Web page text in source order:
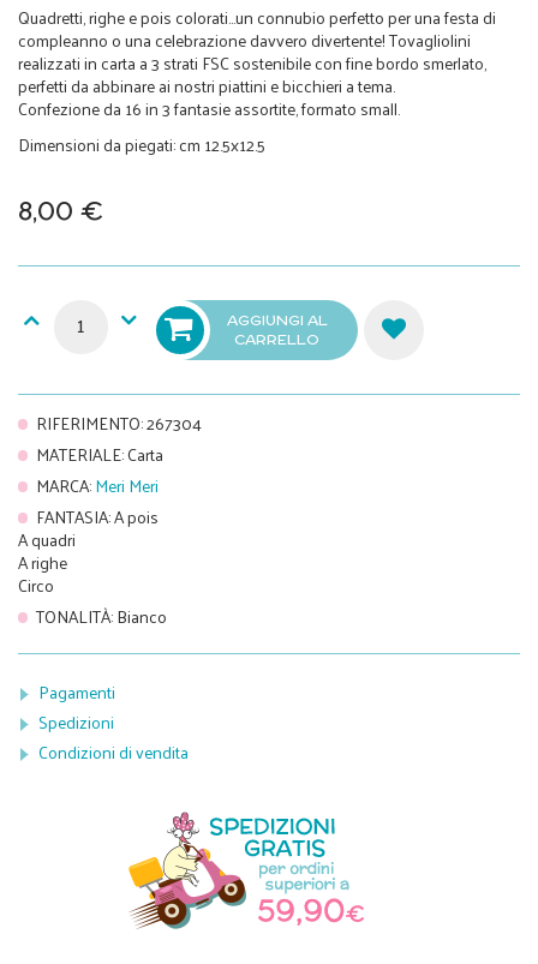
Quadretti, righe e pois colorati…un connubio perfetto per una festa di
compleanno o una celebrazione davvero divertente! Tovagliolini
realizzati in carta a 3 strati FSC sostenibile con fine bordo smerlato,
perfetti da abbinare ai nostri piattini e bicchieri a tema.
Confezione da 16 in 3 fantasie assortite, formato small.
Dimensioni da piegati: cm 12.5x12.5
8,00 €
AGGIUNGI AL
CARRELLO
RIFERIMENTO:267304
MATERIALE:Carta
MARCA:Meri Meri
FANTASIA:A pois
A quadri
A righe
Circo
TONALITÀ:Bianco
Pagamenti
Spedizioni
Condizioni di vendita